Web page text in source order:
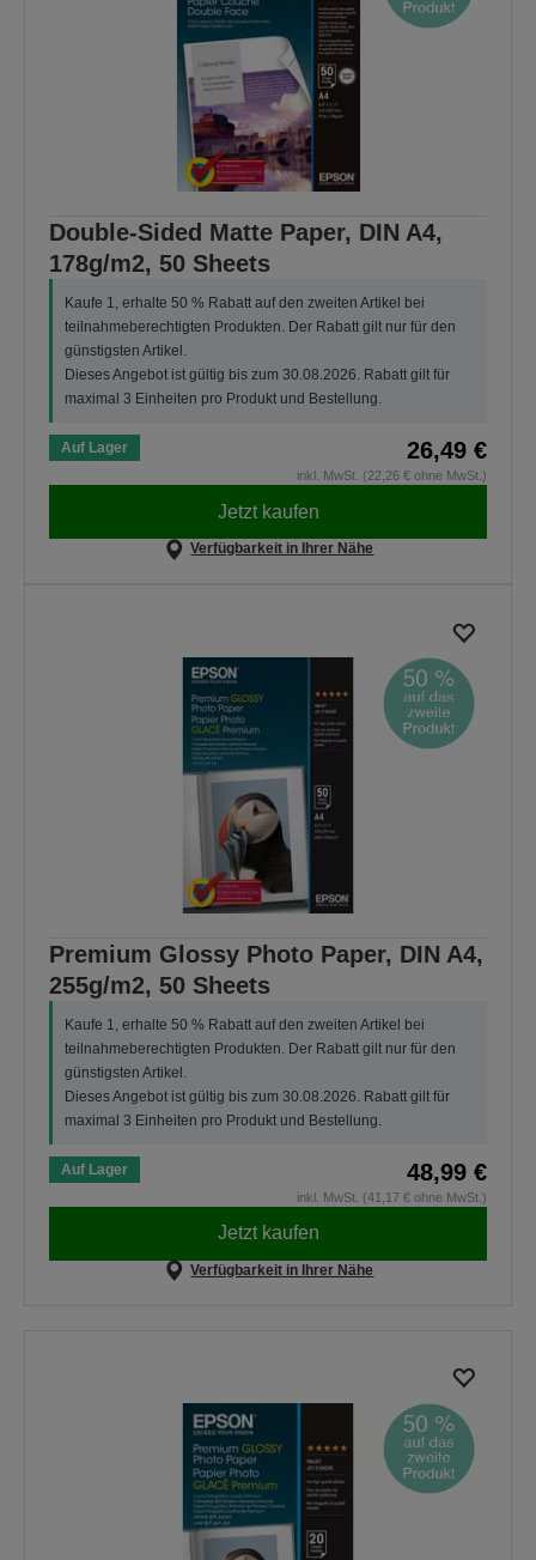
Double-Sided Matte Paper, DIN A4,
178g/m2, 50 Sheets
Kaufe 1, erhalte 50 % Rabatt auf den zweiten Artikel bei
teilnahmeberechtigten Produkten. Der Rabatt gilt nur für den
günstigsten Artikel.
Dieses Angebot ist gültig bis zum 30.08.2026. Rabatt gilt für
maximal 3 Einheiten pro Produkt und Bestellung.
Auf Lager 26,49 €
inkl. MwSt. (22,26 € ohne MwSt.)
Jetzt kaufen
Verfügbarkeit in Ihrer Nähe
Premium Glossy Photo Paper, DIN A4,
255g/m2, 50 Sheets
Kaufe 1, erhalte 50 % Rabatt auf den zweiten Artikel bei
teilnahmeberechtigten Produkten. Der Rabatt gilt nur für den
günstigsten Artikel.
Dieses Angebot ist gültig bis zum 30.08.2026. Rabatt gilt für
maximal 3 Einheiten pro Produkt und Bestellung.
Auf Lager 48,99 €
inkl. MwSt. (41,17 € ohne MwSt.)
Jetzt kaufen
Verfügbarkeit in Ihrer Nähe